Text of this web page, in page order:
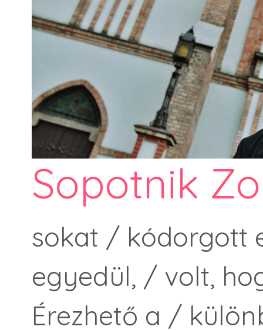
Sopotnik
sokat / kódorgott
egyedül, / volt,
Érezhető a /